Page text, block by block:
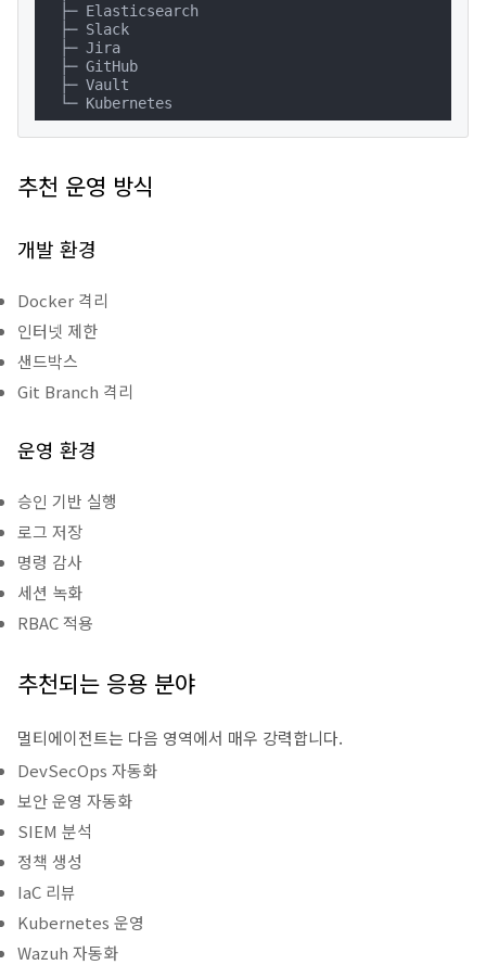
  ├─ Elasticsearch
  ├─ Slack
  ├─ Jira
  ├─ GitHub
  ├─ Vault
  └─ Kubernetes
추천 운영 방식
개발 환경
Docker 격리
인터넷 제한
샌드박스
Git Branch 격리
운영 환경
승인 기반 실행
로그 저장
명령 감사
세션 녹화
RBAC 적용
추천되는 응용 분야
멀티에이전트는 다음 영역에서 매우 강력합니다.
DevSecOps 자동화
보안 운영 자동화
SIEM 분석
정책 생성
IaC 리뷰
Kubernetes 운영
Wazuh 자동화